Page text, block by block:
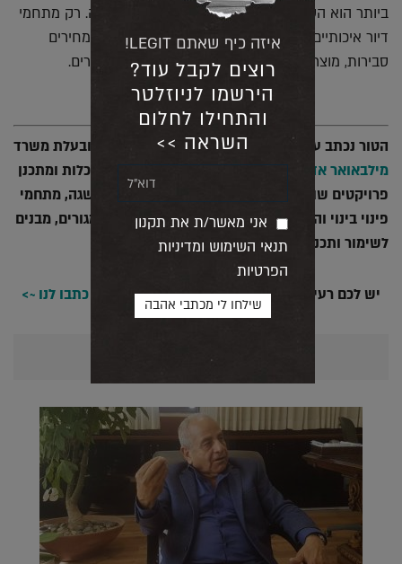
ביותר הוא הסבה של מבנים קיימים לדירות להשכרה. רק מתחמי
דיור איכותיים להשכרה לטווח הארוך, יאפשרו רמות מחירים
סבירות, מוצר איכותי, וביטחון מגורים ארוך-טווח לדיירים.
הטור נכתב על ידי אורית מילבאואר איל, אדריכלית ובעלת משרד
מילבאואר אדריכלים המתמחה במגוון תחומי האדריכלות ומתכנן
פרויקטים שונים כגון: מעונות סטודנטים, דיור בר השגה, מתחמי
פינוי בינוי והתחדשות עירונית, מבני ציבור, בנייני מגורים, מבנים
לשימור ותכניות בניין ערים.
יש לכם רעיון? מחשבה? סיפור שתרצו לספר לנו? כתבו לנו ~>
אולי יעניין אותך גם...
איזה כיף שאתם LEGIT!
רוצים לקבל עוד?
הירשמו לניוזלטר
והתחילו לחלום
השראה >>
אני מאשר/ת את תקנון
תנאי השימוש ומדיניות
הפרטיות